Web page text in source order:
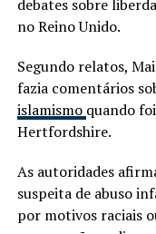
debates sobre
no Reino Unido.
Segundo relatos,
fazia comentários
islamismo quando
Hertfordshire.
As autoridades
suspeita de abuso
por motivos raciais